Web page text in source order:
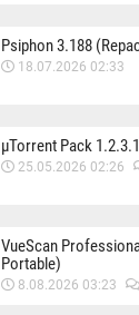
Psiphon 3.188
18.07.2026 02:33
µTorrent Pack
25.05.2026 02:26
VueScan
Portable)
8.08.2026 03:23